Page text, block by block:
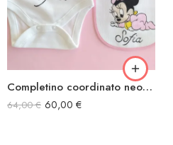
Completino coordinato neonato Minnie a gattoni
64,00€ 60,00 €